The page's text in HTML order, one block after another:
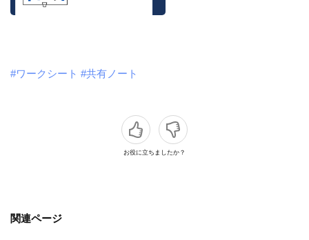
#ワークシート #共有ノート
お役に立ちましたか？
関連ページ